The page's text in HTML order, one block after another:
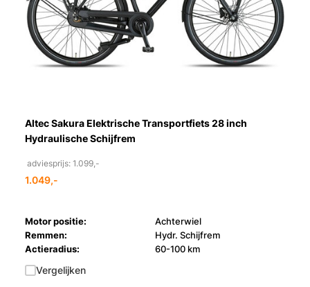
Altec Sakura Elektrische Transportfiets 28 inch
Hydraulische Schijfrem
adviesprijs: 1.099,-
1.049,-
Motor positie:
Achterwiel
Remmen:
Hydr. Schijfrem
Actieradius:
60-100 km
Vergelijken